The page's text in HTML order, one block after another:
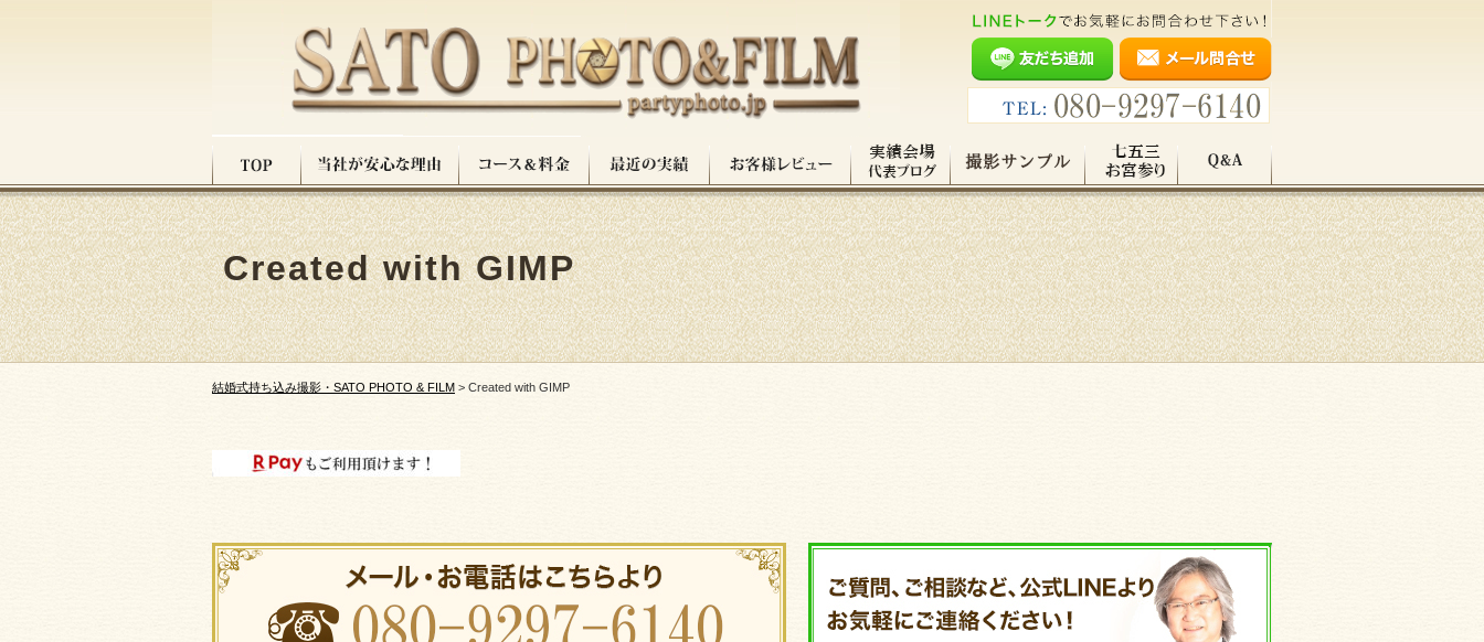
Created with GIMP
結婚式持ち込み撮影・SATO PHOTO & FILM > Created with GIMP